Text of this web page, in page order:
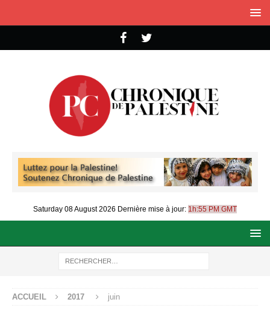
Saturday 08 August 2026 Dernière mise à jour: 1h:55 PM GMT
ACCUEIL 2017 juin